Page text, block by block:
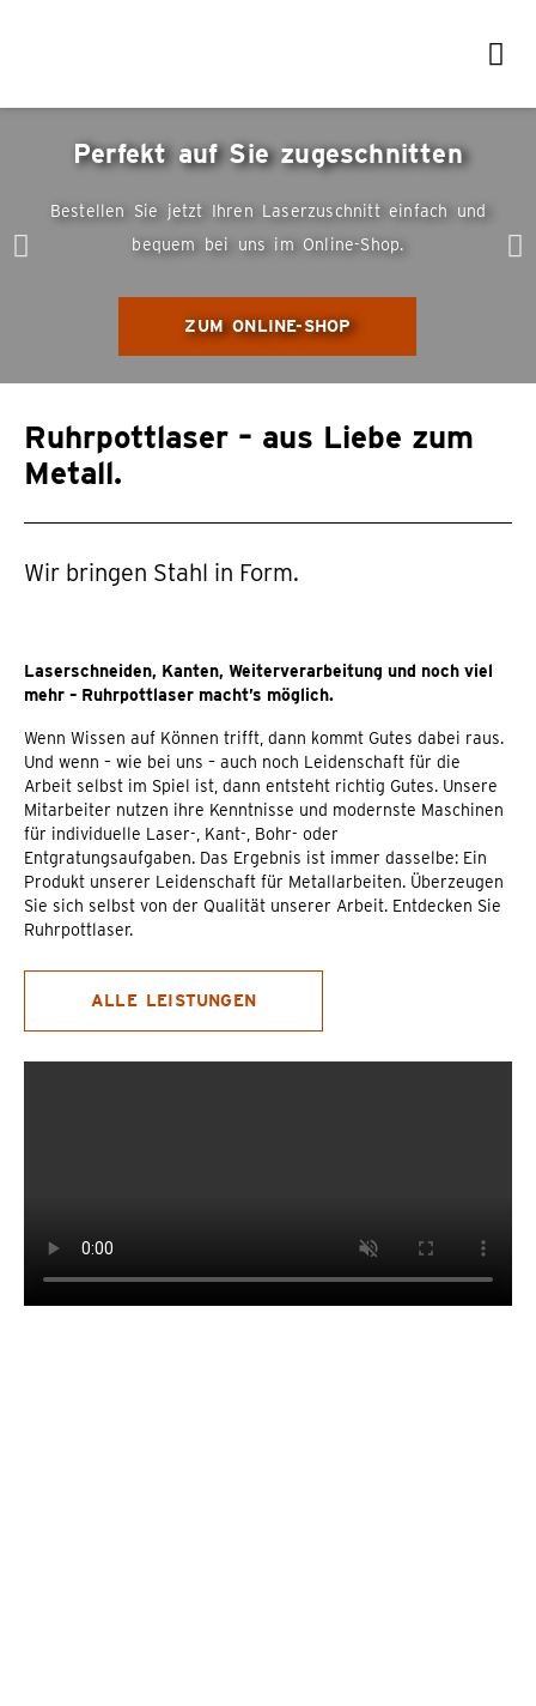
Perfekt auf Sie zugeschnitten
Bestellen Sie jetzt Ihren Laserzuschnitt einfach und
bequem bei uns im Online-Shop.
ZUM ONLINE-SHOP
Ruhrpottlaser – aus Liebe zum
Metall.
Wir bringen Stahl in Form.
Laserschneiden, Kanten, Weiterverarbeitung und noch viel
mehr – Ruhrpottlaser macht’s möglich.
Wenn Wissen auf Können trifft, dann kommt Gutes dabei raus.
Und wenn – wie bei uns – auch noch Leidenschaft für die
Arbeit selbst im Spiel ist, dann entsteht richtig Gutes. Unsere
Mitarbeiter nutzen ihre Kenntnisse und modernste Maschinen
für individuelle Laser-, Kant-, Bohr- oder
Entgratungsaufgaben. Das Ergebnis ist immer dasselbe: Ein
Produkt unserer Leidenschaft für Metallarbeiten. Überzeugen
Sie sich selbst von der Qualität unserer Arbeit. Entdecken Sie
Ruhrpottlaser.
ALLE LEISTUNGEN